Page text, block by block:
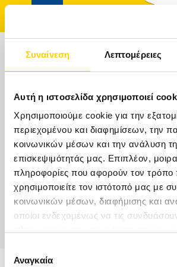
Συναίνεση Λεπτομέρειες
Αυτή η ιστοσελίδα χρησιμοποιεί
Χρησιμοποιούμε cookie για την
περιεχομένου και διαφημίσεων, την
κοινωνικών μέσων και την ανάλυση
επισκεψιμότητάς μας. Επιπλέον,
πληροφορίες που αφορούν τον τρόπο
χρησιμοποιείτε τον ιστότοπό μας με
κοινωνικών μέσων, διαφήμισης και
οποίοι ενδεχομένως να τις
των υπηρεσιών τους.
συγκατάθεσης
Αναγκαία
ΤΑΞΊΔΙΑ
ΑΚΤΟΠΛΟΪΚΆ ΕΙΣΙΤΉΡΙΑ
ΚΡΟΥΑΖΙΕΡΕΣ
ΞΕΝΟΔΟΧΕΊΑ
ΠΟΥ ΘΕΛΕΤΕ ΝΑ ΤΑΞΙΔΕΨΕΤΕ;
Ημερομηνίες
Δωμάτια
Δωμάτια/Ενήλικες
Ενήλικες/Παιδιά